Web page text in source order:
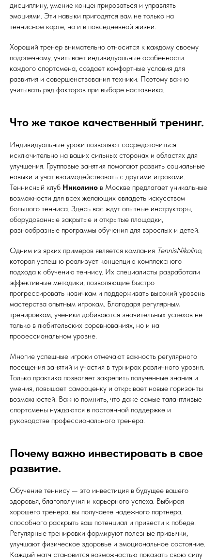
дисциплину, умение концентрироваться и управлять
эмоциями. Эти навыки пригодятся вам не только на
теннисном корте, но и в повседневной жизни.
Хороший тренер внимательно относится к каждому своему
подопечному, учитывает индивидуальные особенности
каждого спортсмена, создает комфортные условия для
развития и совершенствования техники. Поэтому важно
учитывать ряд факторов при выборе наставника.
Что же такое качественный тренинг.
Индивидуальные уроки позволяют сосредоточиться
исключительно на ваших сильных сторонах и областях для
улучшения. Групповые занятия помогают развить социальные
навыки и учат взаимодействовать с другими игроками.
Теннисный клуб Николино в Москве предлагает уникальные
возможности для всех желающих овладеть искусством
большого тенниса. Здесь вас ждут опытные инструкторы,
оборудованные закрытые и открытые площадки,
разнообразные программы обучения для взрослых и детей.
Одним из ярких примеров является компания TennisNikolino,
которая успешно реализует концепцию комплексного
подхода к обучению теннису. Их специалисты разработали
эффективные методики, позволяющие быстро
прогрессировать новичкам и поддерживать высокий уровень
мастерства опытным игрокам. Благодаря регулярным
тренировкам, ученики добиваются значительных успехов не
только в любительских соревнованиях, но и на
профессиональном уровне.
Многие успешные игроки отмечают важность регулярного
посещения занятий и участия в турнирах различного уровня.
Только практика позволяет закрепить полученные знания и
умения, повышает самооценку и открывает новые горизонты
возможностей. Важно помнить, что даже самые талантливые
спортсмены нуждаются в постоянной поддержке и
руководстве профессионального тренера.
Почему важно инвестировать в свое
развитие.
Обучение теннису — это инвестиция в будущее вашего
здоровья, благополучия и карьерного успеха. Выбирая
хорошего тренера, вы получаете надежного партнера,
способного раскрыть ваш потенциал и привести к победе.
Регулярные тренировки формируют полезные привычки,
улучшают физическое здоровье и эмоциональное состояние.
Каждый матч становится возможностью показать свою силу